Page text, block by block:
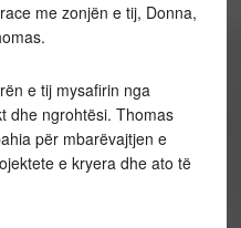
me zonjën e tij, Donna,
e tij mysafirin nga
dhe ngrohtësi. Thomas
për mbarëvajtjen e
e kryera dhe ato të